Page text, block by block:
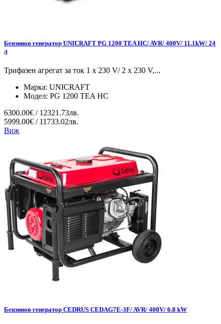
Бензинов генератор UNICRAFT PG 1200 TEA HC/ AVR/ 400V/ 11.1kW/ 24
л
Трифазен агрегат за ток 1 x 230 V/ 2 x 230 V,...
Марка: UNICRAFT
Модел: PG 1200 TEA HC
6300.00€ / 12321.73лв.
5999.00€ / 11733.02лв.
Виж
Бензинов генератор CEDRUS CEDAG7E-3F/ AVR/ 400V/ 6.8 kW